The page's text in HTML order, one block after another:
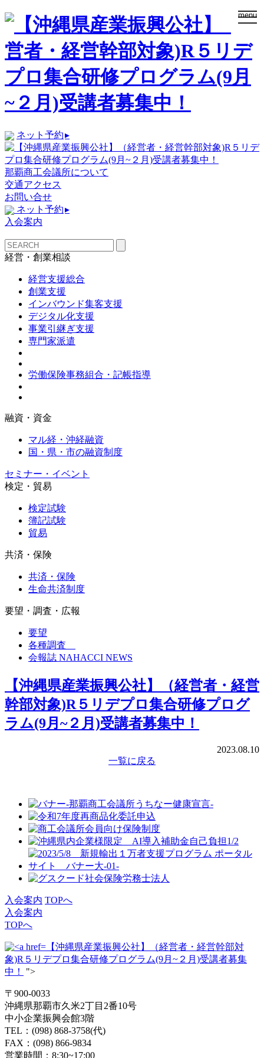
menu
ネット予約▸
那覇商工会議所について
交通アクセス
お問い合せ
ネット予約▸
入会案内
経営・創業相談
経営支援総合
創業支援
インバウンド集客支援
デジタル化支援
事業引継ぎ支援
専門家派遣
労働保険事務組合・記帳指導
融資・資金
マル経・沖経融資
国・県・市の融資制度
セミナー・イベント
検定・貿易
検定試験
簿記試験
貿易
共済・保険
共済・保険
生命共済制度
要望・調査・広報
要望
各種調査
会報誌 NAHACCI NEWS
【沖縄県産業振興公社】（経営者・経営
幹部対象)R５リデプロ集合研修プログ
ラム(9月~２月)受講者募集中！
2023.08.10
一覧に戻る
入会案内 TOPへ
入会案内
TOPへ
【沖縄県産業振興公社】（経営者・経営幹部対
象)R５リデプロ集合研修プログラム(9月~２月)受講者募集
中！
">
〒900-0033
沖縄県那覇市久米2丁目2番10号
中小企業振興会館3階
TEL：(098) 868-3758(代)
FAX：(098) 866-9834
営業時間：8:30~17:00